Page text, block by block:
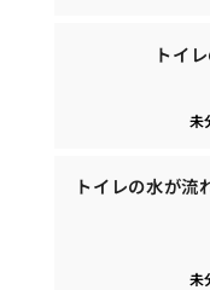
トイ
未
トイレの水が流
未